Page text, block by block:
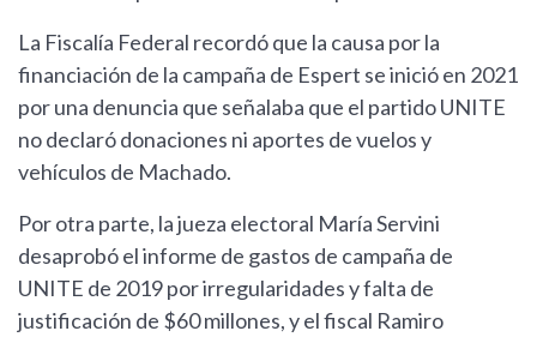
La Fiscalía Federal recordó que la causa por la
financiación de la campaña de Espert se inició en 2021
por una denuncia que señalaba que el partido UNITE
no declaró donaciones ni aportes de vuelos y
vehículos de Machado.
Por otra parte, la jueza electoral María Servini
desaprobó el informe de gastos de campaña de
UNITE de 2019 por irregularidades y falta de
justificación de $60 millones, y el fiscal Ramiro